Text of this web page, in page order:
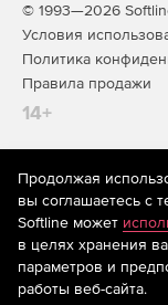
© 1993—2026
Условия
Политика
Правила продажи
14+
На
рекомендательные
предоставления
систематизации и
предпочтениям
находящихся на
Продолжая
вы соглашаетесь с
Softline может
в целях хранения
параметров и
работы веб-сайта.